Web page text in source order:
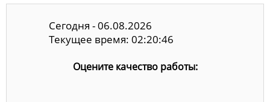
Сегодня - 06.08.2026
Текущее время: 02:20:47
Оцените качество работы: